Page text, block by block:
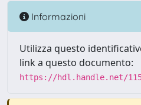
Informazioni
Utilizza questo
link a questo documento:
https://hdl.handle.net/